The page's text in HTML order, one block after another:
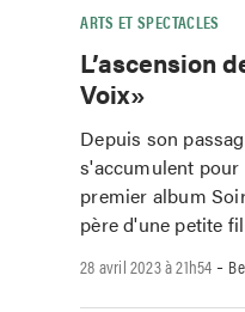
ARTS ET SPECTACLES
L’ascension
Voix»
Depuis son
s'accumulent pour
premier album
père d'une petite
28 avril 2023 à 21h54 -